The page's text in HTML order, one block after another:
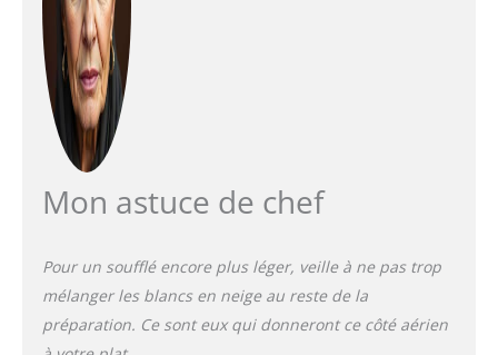
Mon astuce de chef
Pour un soufflé encore plus léger, veille à ne pas trop
mélanger les blancs en neige au reste de la
préparation. Ce sont eux qui donneront ce côté aérien